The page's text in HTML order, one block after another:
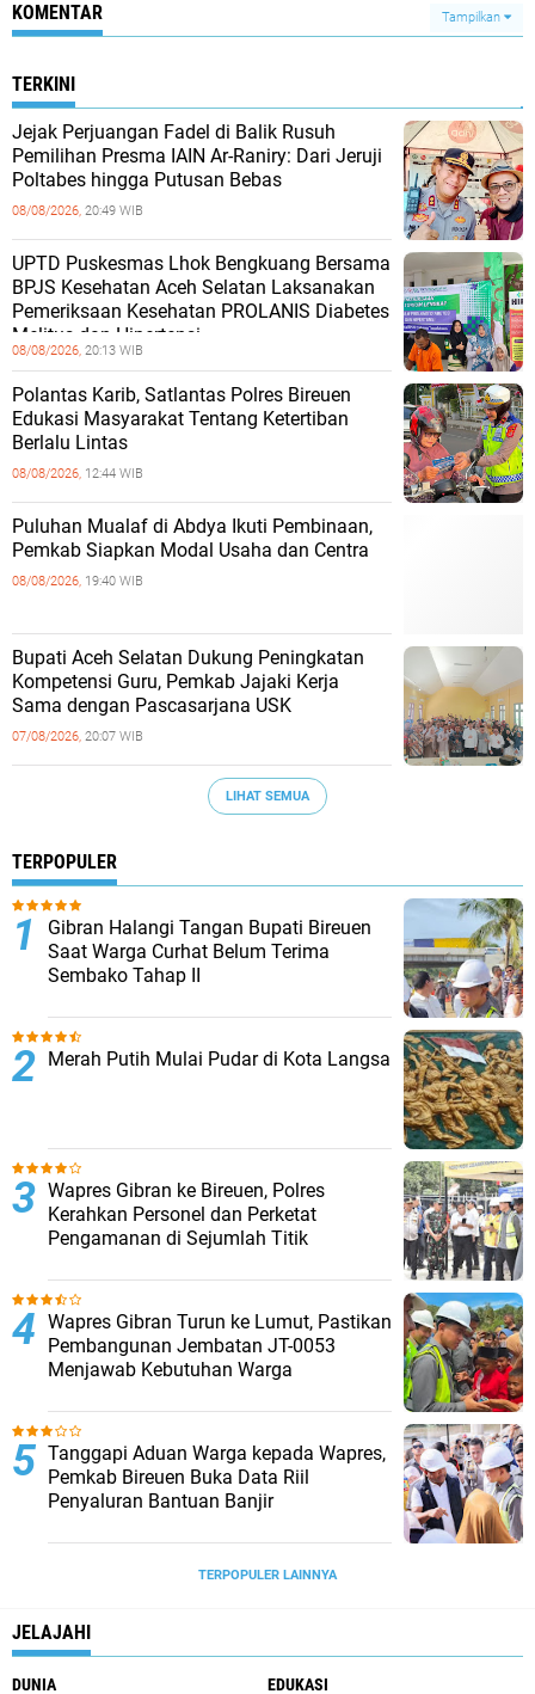
KOMENTAR Tampilkan
TERKINI
Jejak Perjuangan Fadel di Balik Rusuh
Pemilihan Presma IAIN Ar-Raniry: Dari Jeruji
Poltabes hingga Putusan Bebas
08/08/2026, 20:49 WIB
UPTD Puskesmas Lhok Bengkuang Bersama
BPJS Kesehatan Aceh Selatan Laksanakan
Pemeriksaan Kesehatan PROLANIS Diabetes
Melitus dan Hipertensi
08/08/2026, 20:13 WIB
Polantas Karib, Satlantas Polres Bireuen
Edukasi Masyarakat Tentang Ketertiban
Berlalu Lintas
08/08/2026, 12:44 WIB
Puluhan Mualaf di Abdya Ikuti Pembinaan,
Pemkab Siapkan Modal Usaha dan Centra
08/08/2026, 19:40 WIB
Bupati Aceh Selatan Dukung Peningkatan
Kompetensi Guru, Pemkab Jajaki Kerja
Sama dengan Pascasarjana USK
07/08/2026, 20:07 WIB
LIHAT SEMUA
TERPOPULER
Gibran Halangi Tangan Bupati Bireuen
Saat Warga Curhat Belum Terima
Sembako Tahap II
Merah Putih Mulai Pudar di Kota Langsa
Wapres Gibran ke Bireuen, Polres
Kerahkan Personel dan Perketat
Pengamanan di Sejumlah Titik
Wapres Gibran Turun ke Lumut, Pastikan
Pembangunan Jembatan JT-0053
Menjawab Kebutuhan Warga
Tanggapi Aduan Warga kepada Wapres,
Pemkab Bireuen Buka Data Riil
Penyaluran Bantuan Banjir
TERPOPULER LAINNYA
JELAJAHI
DUNIA EDUKASI